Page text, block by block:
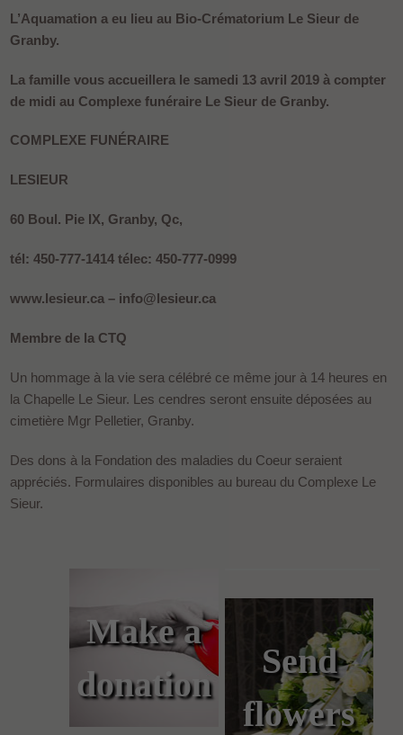
L’Aquamation a eu lieu au Bio-Crématorium Le Sieur de
Granby.
La famille vous accueillera le samedi 13 avril 2019 à compter
de midi au Complexe funéraire Le Sieur de Granby.
COMPLEXE FUNÉRAIRE
LESIEUR
60 Boul. Pie IX, Granby, Qc,
tél: 450-777-1414 télec: 450-777-0999
www.lesieur.ca – info@lesieur.ca
Membre de la CTQ
Un hommage à la vie sera célébré ce même jour à 14 heures en
la Chapelle Le Sieur. Les cendres seront ensuite déposées au
cimetière Mgr Pelletier, Granby.
Des dons à la Fondation des maladies du Coeur seraient
appréciés. Formulaires disponibles au bureau du Complexe Le
Sieur.
Make a
donation
Send
flowers